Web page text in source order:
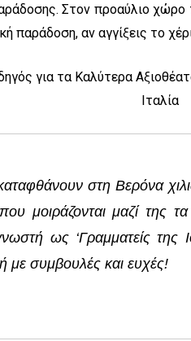
Στον προαύλιο χώρο
παράδοση, αν αγγίξεις το
στη Βερόνα
μοιράζονται μαζί της
ως ‘Γραμματείς της
με συμβουλές και ευχές!